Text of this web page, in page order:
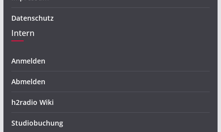
Datenschutz
Intern
Anmelden
Abmelden
h2radio Wiki
Studiobuchung